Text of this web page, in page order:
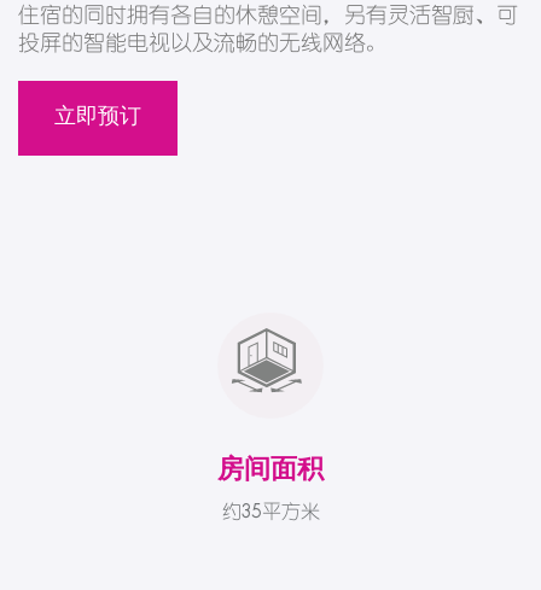
住宿的同时拥有各自的休憩空间，另有灵活智厨、可
投屏的智能电视以及流畅的无线网络。
立即预订
房间面积
约35平方米